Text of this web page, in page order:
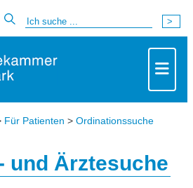
Für Patienten > Ordinationssuche
und Ärztesuche